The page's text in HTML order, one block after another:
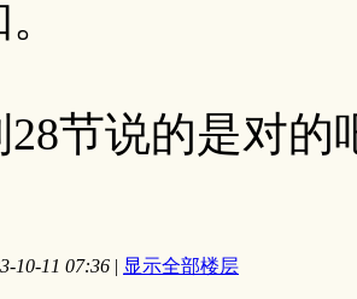
28节说的是对的
10-11 07:36 | 显示全部楼层